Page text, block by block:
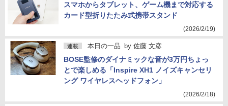
スマホからタブレット、ゲーム機まで対応する
カード型折りたたみ式携帯スタンド
(2026/2/19)
連載 本日の一品 by 佐藤 文彦
BOSE監修のダイナミックな音が3万円ちょっ
とで楽しめる「Inspire XH1 ノイズキャンセリ
ング ワイヤレスヘッドフォン」
(2026/2/18)